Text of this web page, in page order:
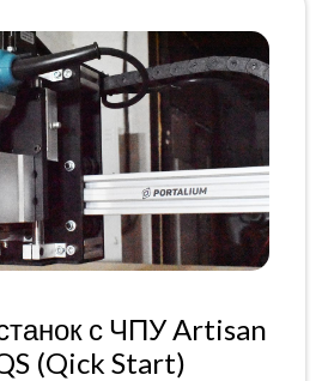
с ЧПУ Artisan
(Qick Start)